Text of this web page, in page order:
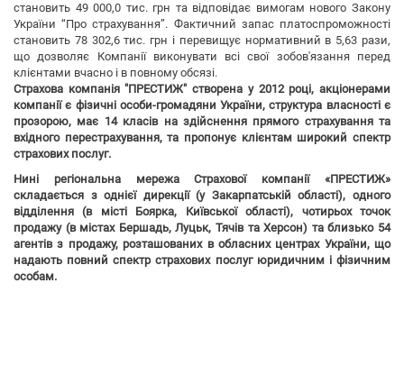
становить 49 000,0 тис. грн та відповідає вимогам нового Закону
України “Про страхування”. Фактичний запас платоспроможності
становить 78 302,6 тис. грн і перевищує нормативний в 5,63 рази,
що дозволяє Компанії виконувати всі свої зобов'язання перед
клієнтами вчасно і в повному обсязі.
Страхова компанія "ПРЕСТИЖ" створена у 2012 році, акціонерами
компанії є фізичні особи-громадяни України, структура власності є
прозорою, має 14 класів на здійснення прямого страхування та
вхідного перестрахування, та пропонує клієнтам широкий спектр
страхових послуг.
Нині регіональна мережа Страхової компанії «ПРЕСТИЖ»
складається з однієї дирекції (у Закарпатській області), одного
відділення (в місті Боярка, Київської області), чотирьох точок
продажу (в містах Бершадь, Луцьк, Тячів та Херсон) та близько 54
агентів з продажу, розташованих в обласних центрах України, що
надають повний спектр страхових послуг юридичним і фізичним
особам.